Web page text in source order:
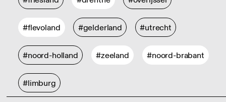
#flevoland #gelderland #utrecht
#noord-holland #zeeland #noord-brabant
#limburg